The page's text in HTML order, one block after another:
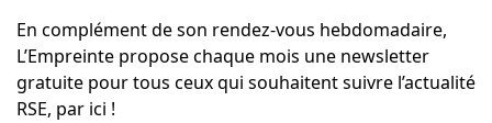
En complément de son rendez-vous hebdomadaire,
L’Empreinte propose chaque mois une newsletter
gratuite pour tous ceux qui souhaitent suivre l’actualité
RSE, par ici !